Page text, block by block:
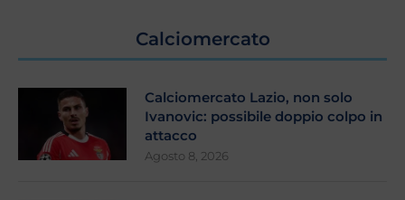
Calciomercato
Calciomercato Lazio, non solo
Ivanovic: possibile doppio colpo in
attacco
Agosto 8, 2026